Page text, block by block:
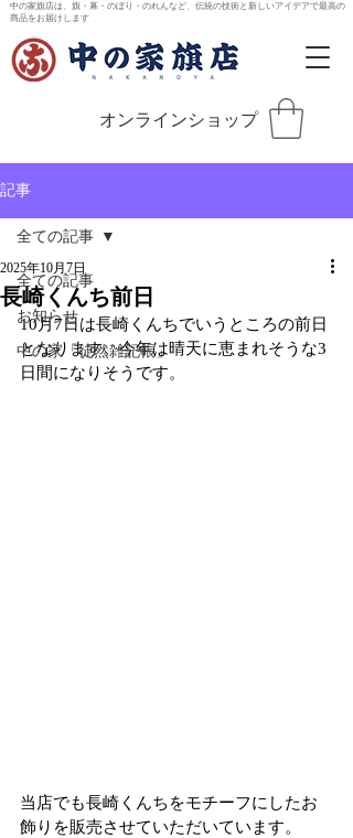
中の家旗店は、旗・幕・のぼり・のれんなど、伝統の技術と新しいアイデアで最高の
商品をお届けします
オンラインショップ
記事
全ての記事
お知らせ
中の家「徒然雑記帳」
全ての記事
長崎くんち前日
2025年10月7日
10月7日は長崎くんちでいうところの前日
となります。今年は晴天に恵まれそうな3
日間になりそうです。
当店でも長崎くんちをモチーフにしたお
飾りを販売させていただいています。